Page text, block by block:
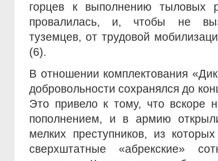
горцев к выполнению тыловых
провалилась, и, чтобы не
туземцев, от трудовой
(6).
В отношении комплектования
добровольности сохранялся до
Это привело к тому, что вскоре
пополнением, и в армию
мелких преступников, из
сверхштатные «абрекские»